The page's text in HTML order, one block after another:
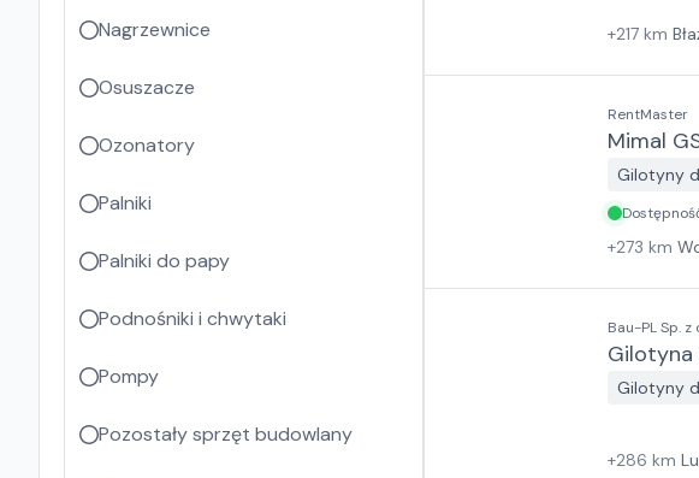
+217 km
RentMaster
Mimal
Gilotyny
+273 km
Bau-PL Sp. z
Gilotyna
Gilotyny
+286 km
Nagrzewnice
Osuszacze
Ozonatory
Palniki
Palniki do papy
Podnośniki i chwytaki
Pompy
Pozostały sprzęt budowlany